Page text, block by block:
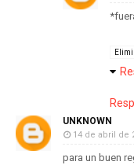
UNKNOWN
14 de abril de
para un buen